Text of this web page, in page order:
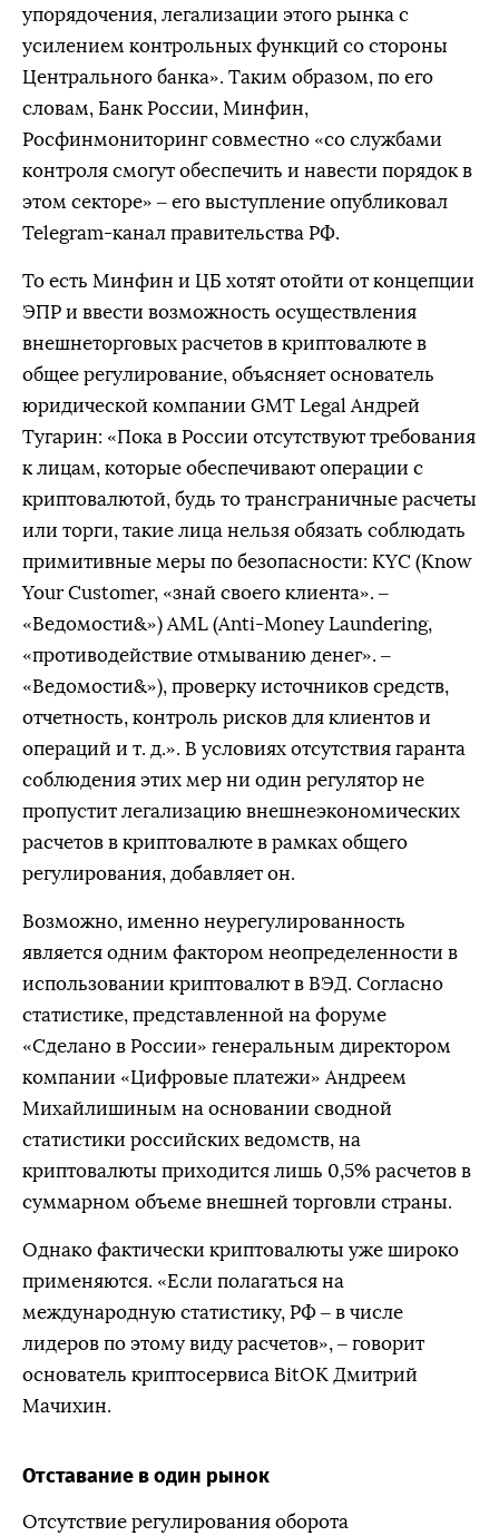
упорядочения, легализации этого рынка с
усилением контрольных функций со стороны
Центрального банка». Таким образом, по его
словам, Банк России, Минфин,
Росфинмониторинг совместно «со службами
контроля смогут обеспечить и навести порядок в
этом секторе» – его выступление опубликовал
Telegram-канал правительства РФ.
То есть Минфин и ЦБ хотят отойти от концепции
ЭПР и ввести возможность осуществления
внешнеторговых расчетов в криптовалюте в
общее регулирование, объясняет основатель
юридической компании GMT Legal Андрей
Тугарин: «Пока в России отсутствуют требования
к лицам, которые обеспечивают операции с
криптовалютой, будь то трансграничные расчеты
или торги, такие лица нельзя обязать соблюдать
примитивные меры по безопасности: KYC (Know
Your Customer, «знай своего клиента». –
«Ведомости&») AML (Anti-Money Laundering,
«противодействие отмыванию денег». –
«Ведомости&»), проверку источников средств,
отчетность, контроль рисков для клиентов и
операций и т. д.». В условиях отсутствия гаранта
соблюдения этих мер ни один регулятор не
пропустит легализацию внешнеэкономических
расчетов в криптовалюте в рамках общего
регулирования, добавляет он.
Возможно, именно неурегулированность
является одним фактором неопределенности в
использовании криптовалют в ВЭД. Согласно
статистике, представленной на форуме
«Сделано в России» генеральным директором
компании «Цифровые платежи» Андреем
Михайлишиным на основании сводной
статистики российских ведомств, на
криптовалюты приходится лишь 0,5% расчетов в
суммарном объеме внешней торговли страны.
Однако фактически криптовалюты уже широко
применяются. «Если полагаться на
международную статистику, РФ – в числе
лидеров по этому виду расчетов», – говорит
основатель криптосервиса BitOK Дмитрий
Мачихин.
Отставание в один рынок
Отсутствие регулирования оборота